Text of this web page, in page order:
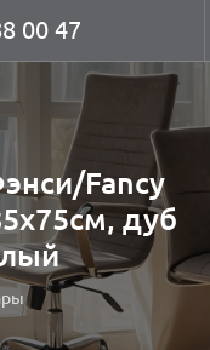
00 47
Fancy
дуб